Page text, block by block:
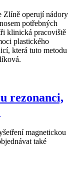
Zlíně operují nádory
potřebných
klinická pracoviště
plastického
která tuto metodu
rezonanci,
magnetickou
také